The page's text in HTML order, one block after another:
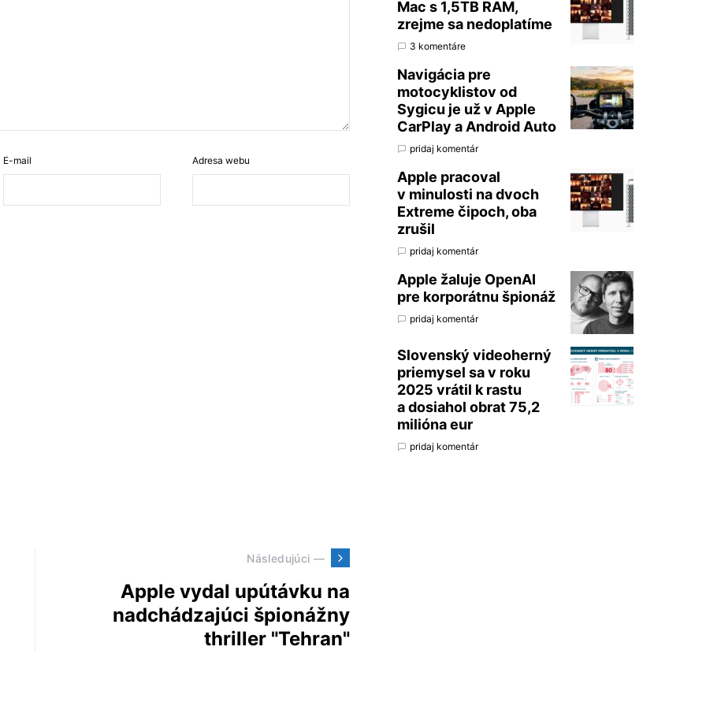
E-mail Adresa webu
Následujúci —
Apple vydal upútávku na
nadchádzajúci špionážny
thriller "Tehran"
Mac s 1,5TB RAM,
zrejme sa nedoplatíme
3 komentáre
Navigácia pre
motocyklistov od
Sygicu je už v Apple
CarPlay a Android Auto
pridaj komentár
Apple pracoval
v minulosti na dvoch
Extreme čipoch, oba
zrušil
pridaj komentár
Apple žaluje OpenAI
pre korporátnu špionáž
pridaj komentár
Slovenský videoherný
priemysel sa v roku
2025 vrátil k rastu
a dosiahol obrat 75,2
milióna eur
pridaj komentár